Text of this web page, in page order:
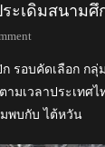
ะเดิมสนาม
รอบคัดเลือก กลุ่
ามเวลาประเท
พบกับ ไต้หวัน